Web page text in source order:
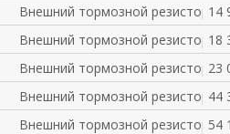
Внешний тормозной резистор 24
14
Внешний тормозной резистор 24
18
Внешний тормозной резистор 24
23
Внешний тормозной резистор 25
44
Внешний тормозной резистор 25
54